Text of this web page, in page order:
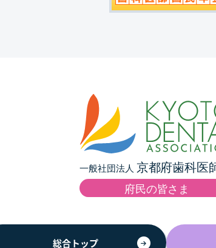
総合トップ